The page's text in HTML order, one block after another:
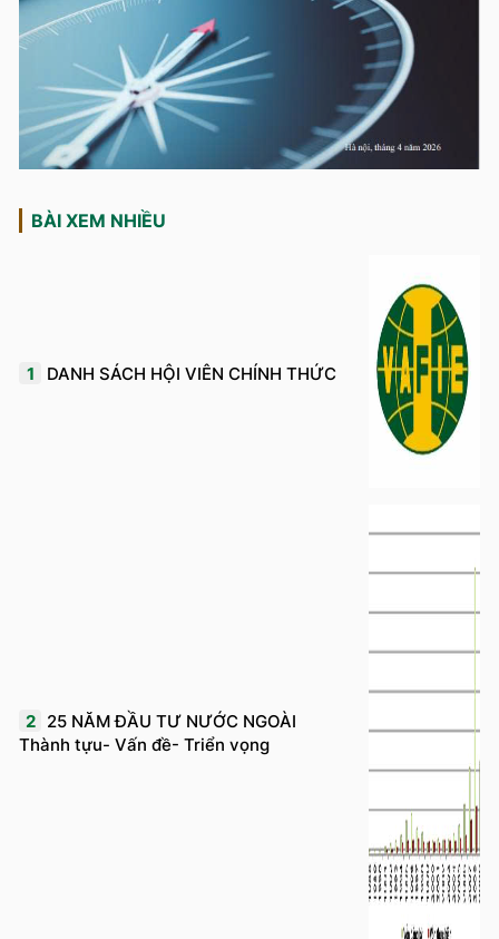
BÀI XEM NHIỀU
1 DANH SÁCH HỘI VIÊN CHÍNH THỨC
2
25 NĂM ĐẦU TƯ NƯỚC NGOÀI
Thành tựu- Vấn đề- Triển vọng